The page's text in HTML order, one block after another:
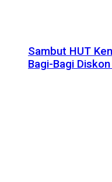
Sambut HUT
Bagi-Bagi